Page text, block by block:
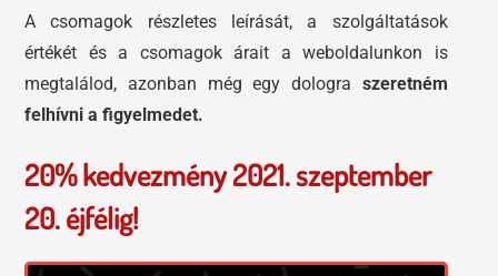
A csomagok részletes leírását, a szolgáltatások
értékét és a csomagok árait a weboldalunkon is
megtalálod, azonban még egy dologra szeretném
felhívni a figyelmedet.
20% kedvezmény 2021. szeptember
20. éjfélig!